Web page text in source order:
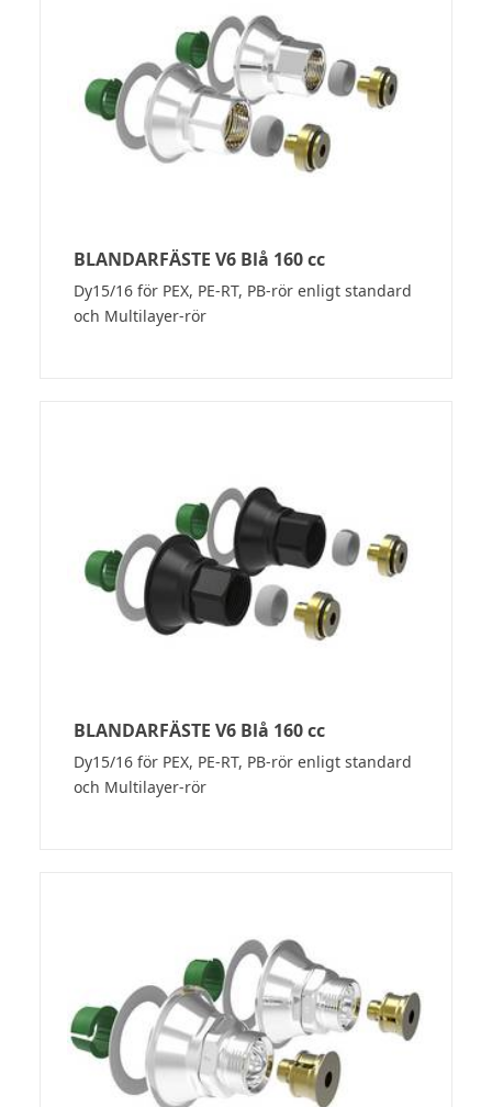
BLANDARFÄSTE V6 Blå 160 cc
Dy15/16 för PEX, PE-RT, PB-rör enligt standard
och Multilayer-rör
BLANDARFÄSTE V6 Blå 160 cc
Dy15/16 för PEX, PE-RT, PB-rör enligt standard
och Multilayer-rör